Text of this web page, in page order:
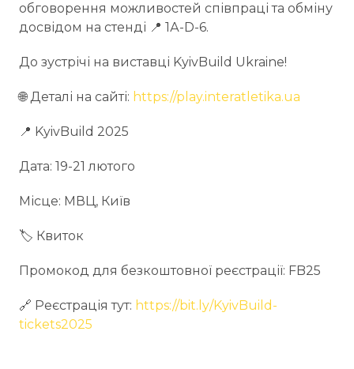
обговорення можливостей співпраці та обміну
досвідом на стенді 📍 1А-D-6.
До зустрічі на виставці KyivBuild Ukraine!
🌐 Деталі на сайті: https://play.interatletika.ua
📍 KyivBuild 2025
Дата: 19-21 лютого
Місце: МВЦ, Київ
🏷️ Квиток
Промокод для безкоштовної реєстрації: FB25
🔗 Реєстрація тут: https://bit.ly/KyivBuild-
tickets2025